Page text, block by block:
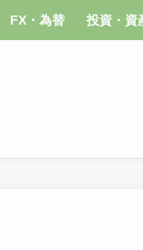
FX・為替 投資・資